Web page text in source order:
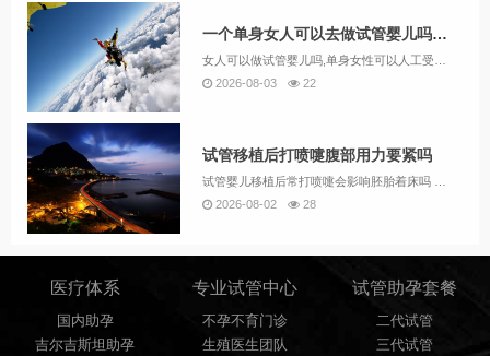
一个单身女人可以去做试管婴儿吗视频
2026-08-03
22
试管移植后打喷嚏腹部用力要紧吗
2026-08-02
28
医疗体系
国内助孕
吉尔吉斯坦助孕
专业试管中心
不孕不育门诊
生殖医生团队
试管助孕套餐
二代试管
三代试管